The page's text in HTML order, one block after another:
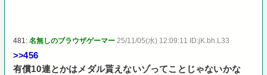
481:名無しのブラウザゲーマー 25/11/05(水) 12:09:11 ID:jK.bh.L33
>>456
有償10連とかはメダル貰えないゾってことじゃないかな